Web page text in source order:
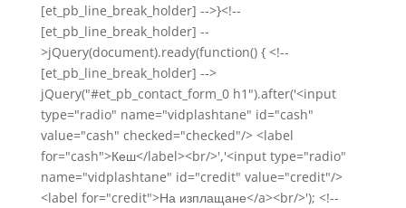
[et_pb_line_break_holder] -->}<!--
[et_pb_line_break_holder] --
>jQuery(document).ready(function() { <!--
[et_pb_line_break_holder] -->
jQuery("#et_pb_contact_form_0 h1").after('<input
type="radio" name="vidplashtane" id="cash"
value="cash" checked="checked"/> <label
for="cash">Кеш</label><br/>','<input type="radio"
name="vidplashtane" id="credit" value="credit"/>
<label for="credit">На изплащане</a><br/>'); <!--